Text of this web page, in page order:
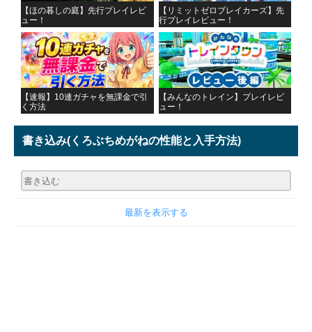
【ほの暮しの庭】先行プレイレビ
ュー！
【リミットゼロブレイカーズ】先
行プレイレビュー！
【速報】10連ガチャを無課金で引
く方法
【みんなのトレイン】プレイレビ
ュー！
書き込み(くろぶちめがねの性能と入手方法)
最新を表示する